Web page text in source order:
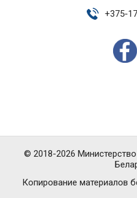
+375-
Копирование материалов
© 2018-2026